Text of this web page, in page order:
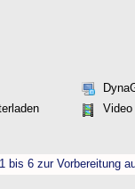
Video
bis 6 zur Vorbereitung